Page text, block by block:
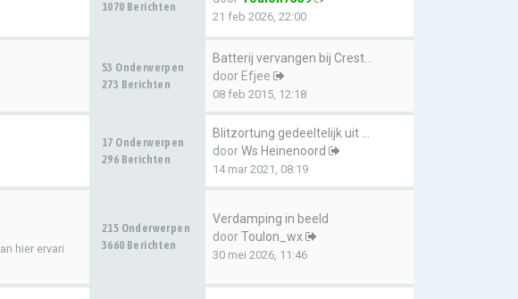
1070 Berichten
21 feb 2026, 22:00
53 Onderwerpen
273 Berichten
door Efjee
08 feb 2015, 12:18
17 Onderwerpen
296 Berichten
Blitzortung gedeeltelijk uit …
doorWs Heinenoord
14 mar 2021, 08:19
hier ervari
215 Onderwerpen
3660 Berichten
Verdamping in beeld
doorToulon_wx
30 mei 2026, 11:46